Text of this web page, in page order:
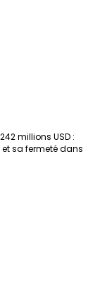
millions USD :
sa fermeté dans